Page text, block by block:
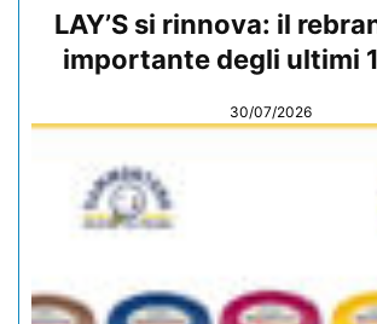
LAY’S si rinnova: il
importante degli ultimi
30/07/2026